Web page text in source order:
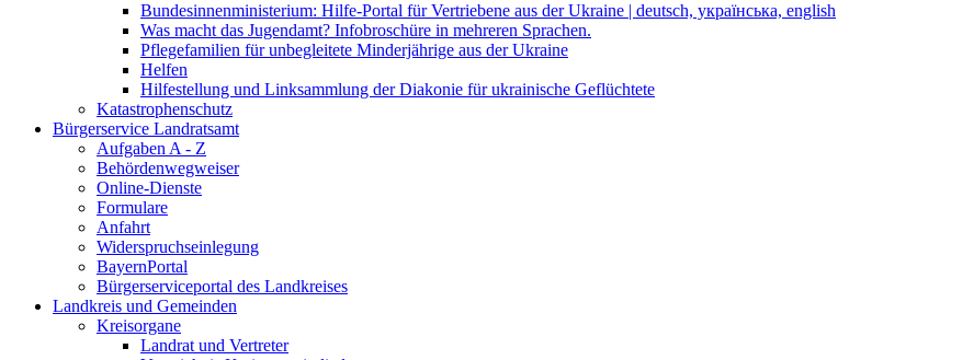
Bundesinnenministerium: Hilfe-Portal für Vertriebene aus der Ukraine | deutsch, українська, english
Was macht das Jugendamt? Infobroschüre in mehreren Sprachen.
Pflegefamilien für unbegleitete Minderjährige aus der Ukraine
Helfen
Hilfestellung und Linksammlung der Diakonie für ukrainische Geflüchtete
Katastrophenschutz
Bürgerservice Landratsamt
Aufgaben A - Z
Behördenwegweiser
Online-Dienste
Formulare
Anfahrt
Widerspruchseinlegung
BayernPortal
Bürgerserviceportal des Landkreises
Landkreis und Gemeinden
Kreisorgane
Landrat und Vertreter